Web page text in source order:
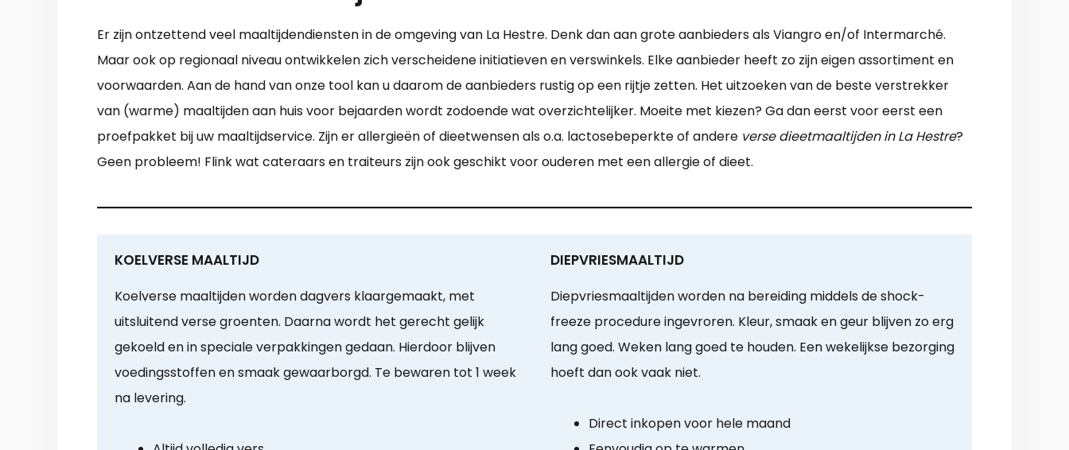
Er zijn ontzettend veel maaltijdendiensten in de omgeving van La Hestre. Denk dan aan grote aanbieders als Viangro en/of Intermarché.
Maar ook op regionaal niveau ontwikkelen zich verscheidene initiatieven en verswinkels. Elke aanbieder heeft zo zijn eigen assortiment en
voorwaarden. Aan de hand van onze tool kan u daarom de aanbieders rustig op een rijtje zetten. Het uitzoeken van de beste verstrekker
van (warme) maaltijden aan huis voor bejaarden wordt zodoende wat overzichtelijker. Moeite met kiezen? Ga dan eerst voor eerst een
proefpakket bij uw maaltijdservice. Zijn er allergieën of dieetwensen als o.a. lactosebeperkte of andere verse dieetmaaltijden in La Hestre?
Geen probleem! Flink wat cateraars en traiteurs zijn ook geschikt voor ouderen met een allergie of dieet.
KOELVERSE MAALTIJD
Koelverse maaltijden worden dagvers klaargemaakt, met
uitsluitend verse groenten. Daarna wordt het gerecht gelijk
gekoeld en in speciale verpakkingen gedaan. Hierdoor blijven
voedingsstoffen en smaak gewaarborgd. Te bewaren tot 1 week
na levering.
DIEPVRIESMAALTIJD
Diepvriesmaaltijden worden na bereiding middels de shock-
freeze procedure ingevroren. Kleur, smaak en geur blijven zo erg
lang goed. Weken lang goed te houden. Een wekelijkse bezorging
hoeft dan ook vaak niet.
Direct inkopen voor hele maand